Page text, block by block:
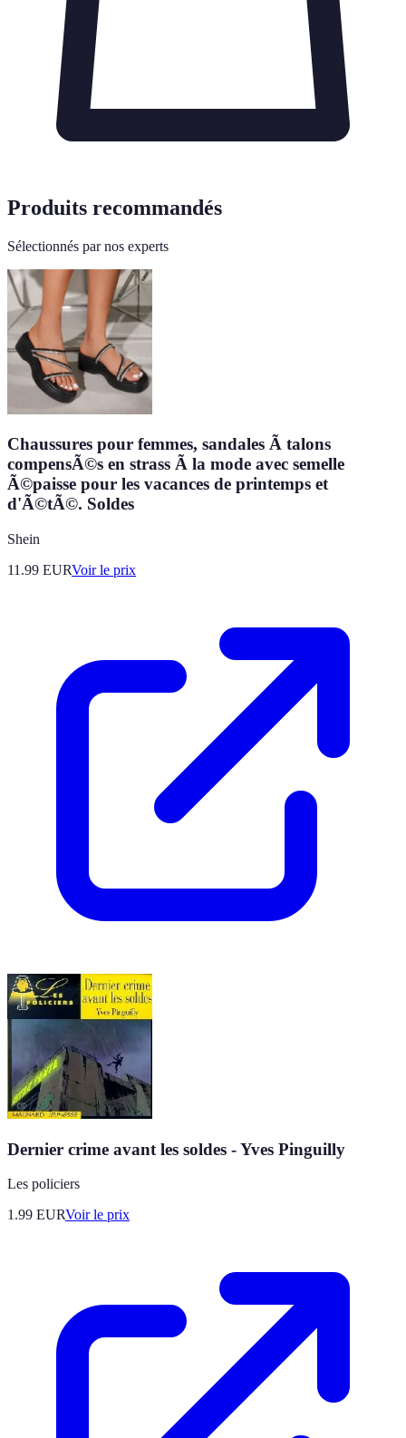
Produits recommandés
Sélectionnés par nos experts
Chaussures pour femmes, sandales Ã talons
compensÃ©s en strass Ã la mode avec semelle
Ã©paisse pour les vacances de printemps et
d'Ã©tÃ©. Soldes
Shein
11.99 EURVoir le prix
Dernier crime avant les soldes - Yves Pinguilly
Les policiers
1.99 EURVoir le prix